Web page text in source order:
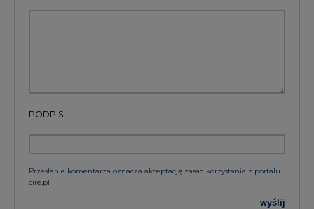
PODPIS
Przesłanie komentarza oznacza akceptację zasad korzystania z portalu
cire.pl
wyślij